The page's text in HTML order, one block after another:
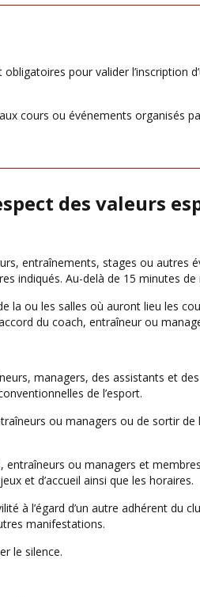
pour valider l’inscription
cours ou événements organisés
des valeurs
entraînements, stages ou autres
indiqués. Au-delà de 15 minutes de
la ou les salles où auront lieu les
du coach, entraîneur ou
managers, des assistants et
de l’esport.
ou managers ou de sortir de
ou managers et
et d’accueil ainsi que les horaires.
à l’égard d’un autre adhérent du
manifestations.
le silence.